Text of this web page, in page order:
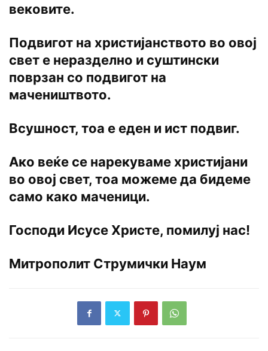
вековите.
Подвигот на христијанството во овој
свет е неразделно и суштински
поврзан со подвигот на
мачеништвото.
Всушност, тоа е еден и ист подвиг.
Ако веќе се нарекуваме христијани
во овој свет, тоа можеме да бидеме
само како маченици.
Господи Исусе Христе, помилуј нас!
Митрополит Струмички Наум